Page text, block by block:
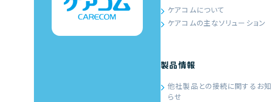
ケアコムについて
ケアコムの主なソリューション
製品情報
他社製品との接続に関するお知
らせ